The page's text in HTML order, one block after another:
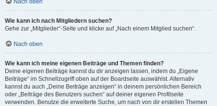
Nach oben
Wie kann ich nach Mitgliedern suchen?
Gehe zur „Mitglieder“-Seite und klicke auf „Nach einem Mitglied suchen“.
Nach oben
Wie kann ich meine eigenen Beiträge und Themen finden?
Deine eigenen Beiträge kannst du dir anzeigen lassen, indem du „Eigene
Beiträge“ im Schnellzugriff oben auf der Boardseite auswählst. Alternativ
kannst du auch „Deine Beiträge anzeigen“ in deinem persönlichen Bereich
oder „Beiträge des Benutzers suchen“ auf deiner eigenen Profilseite
verwenden. Benutze die erweiterte Suche, um nach von dir erstellen Themen